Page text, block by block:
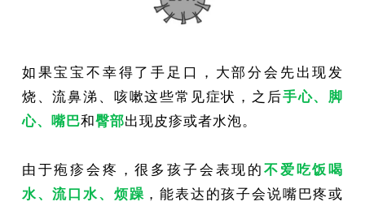
如果宝宝不幸得了手足口，大部分会先出现发
烧、流鼻涕、咳嗽这些常见症状，之后手心、脚
心、嘴巴和臀部出现皮疹或者水泡。
由于疱疹会疼，很多孩子会表现的 不爱吃饭喝
水、流口水、烦躁 ，能表达的孩子会说嘴巴疼或